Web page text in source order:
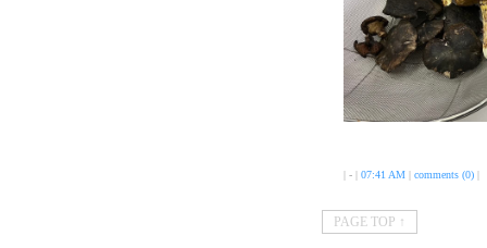
| - | 07:41 AM| comments (0)|
PAGE TOP ↑